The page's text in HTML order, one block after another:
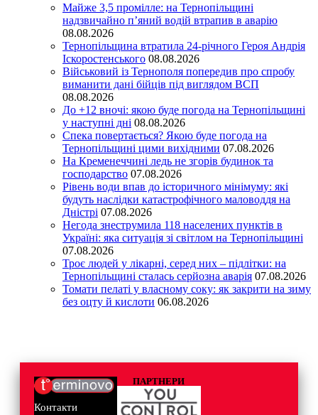
Майже 3,5 промілле: на Тернопільщині
надзвичайно п’яний водій втрапив в аварію
08.08.2026
Тернопільщина втратила 24-річного Героя Андрія
Іскоростенського 08.08.2026
Військовий із Тернополя попередив про спробу
виманити дані бійців під виглядом ВСП
08.08.2026
До +12 вночі: якою буде погода на Тернопільщині
у наступні дні 08.08.2026
Спека повертається? Якою буде погода на
Тернопільщині цими вихідними 07.08.2026
На Кременеччині ледь не згорів будинок та
господарство 07.08.2026
Рівень води впав до історичного мінімуму: які
будуть наслідки катастрофічного маловоддя на
Дністрі 07.08.2026
Негода знеструмила 118 населених пунктів в
Україні: яка ситуація зі світлом на Тернопільщині
07.08.2026
Троє людей у лікарні, серед них – підлітки: на
Тернопільщині сталась серйозна аварія 07.08.2026
Томати пелаті у власному соку: як закрити на зиму
без оцту й кислоти 06.08.2026
Контакти
ПАРТНЕРИ